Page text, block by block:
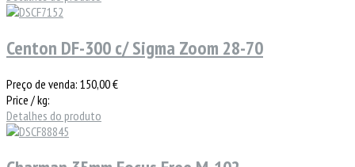
Centon DF-300 c/ Sigma Zoom 28-70
Preço de venda: 150,00 €
Price / kg:
Detalhes do produto